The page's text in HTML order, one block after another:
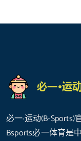
必一·运动(B-
Bsports必一体育是